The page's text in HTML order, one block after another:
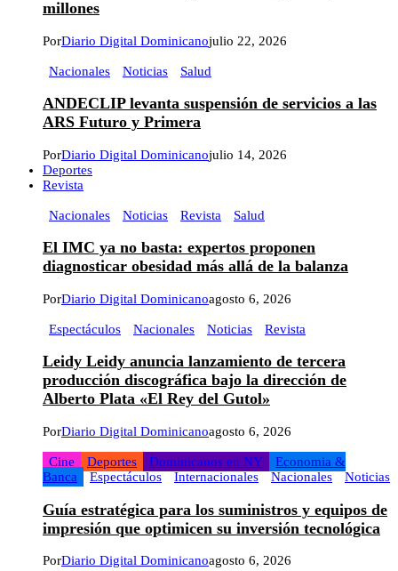
millones
PorDiario Digital Dominicanojulio 22, 2026
Nacionales Noticias Salud
ANDECLIP levanta suspensión de servicios a las
ARS Futuro y Primera
PorDiario Digital Dominicanojulio 14, 2026
Deportes
Revista
Nacionales Noticias Revista Salud
El IMC ya no basta: expertos proponen
diagnosticar obesidad más allá de la balanza
PorDiario Digital Dominicanoagosto 6, 2026
Espectáculos Nacionales Noticias Revista
Leidy Leidy anuncia lanzamiento de tercera
producción discográfica bajo la dirección de
Alberto Plata «El Rey del Gutol»
PorDiario Digital Dominicanoagosto 6, 2026
Cine Deportes Dominicanos en NY
Economia &
Banca
Espectáculos Internacionales Nacionales Noticias
Guía estratégica para los suministros y equipos de
impresión que optimicen su inversión tecnológica
PorDiario Digital Dominicanoagosto 6, 2026